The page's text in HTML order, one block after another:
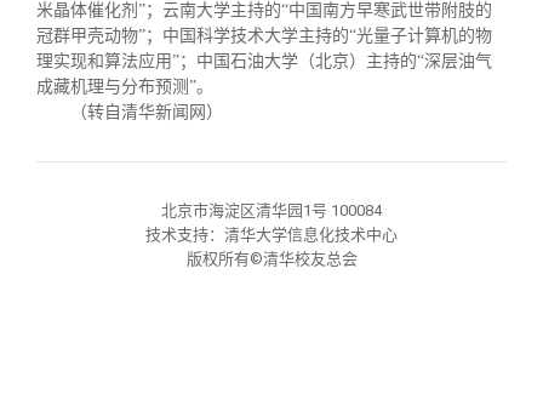
校友视界
理事会名单
制度法规
米晶体催化剂 ”；云南大学主持的“中国南方早寒武世带附肢的
冠群甲壳动物”；中国科学技术大学主持的“光量子计算机的物
理实现和算法应用”；中国石油大学（北京）主持的“深层油气
成藏机理与分布预测”。
（转自清华新闻网）
北京市海淀区清华园1号 100084
技术支持：清华大学信息化技术中心
版权所有©清华校友总会